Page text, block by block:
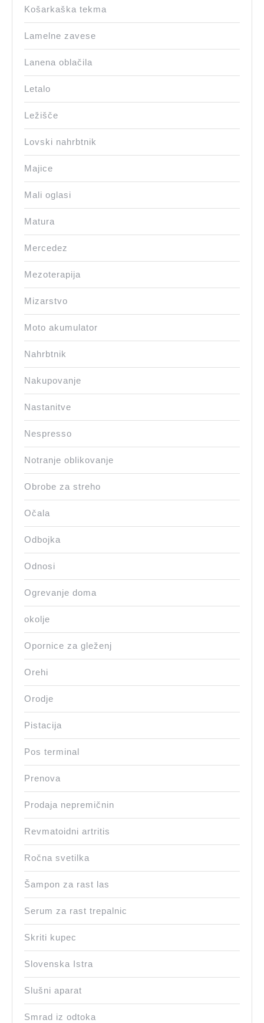
Košarkaška tekma
Lamelne zavese
Lanena oblačila
Letalo
Ležišče
Lovski nahrbtnik
Majice
Mali oglasi
Matura
Mercedez
Mezoterapija
Mizarstvo
Moto akumulator
Nahrbtnik
Nakupovanje
Nastanitve
Nespresso
Notranje oblikovanje
Obrobe za streho
Očala
Odbojka
Odnosi
Ogrevanje doma
okolje
Opornice za gleženj
Orehi
Orodje
Pistacija
Pos terminal
Prenova
Prodaja nepremičnin
Revmatoidni artritis
Ročna svetilka
Šampon za rast las
Serum za rast trepalnic
Skriti kupec
Slovenska Istra
Slušni aparat
Smrad iz odtoka